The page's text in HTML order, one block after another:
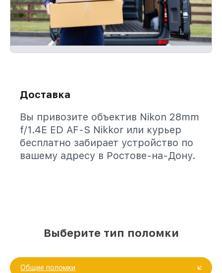
Доставка
Вы привозите объектив Nikon 28mm
f/1.4E ED AF-S Nikkor или курьер
бесплатно забирает устройство по
вашему адресу в Ростове-на-Дону.
Выберите тип поломки
Общие поломки